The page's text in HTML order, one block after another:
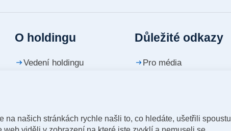
O holdingu
Vedení holdingu
Časopis vizitka
Důležité odkazy
Pro média
našich stránkách rychle našli to, co hledáte, ušetřili spoustu